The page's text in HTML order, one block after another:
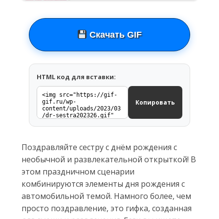
Скачать GIF
HTML код для вставки:
Копировать
Поздравляйте сестру с днём рождения с
необычной и развлекательной открыткой! В
этом праздничном сценарии
комбинируются элементы дня рождения с
автомобильной темой. Намного более, чем
просто поздравление, это гифка, созданная